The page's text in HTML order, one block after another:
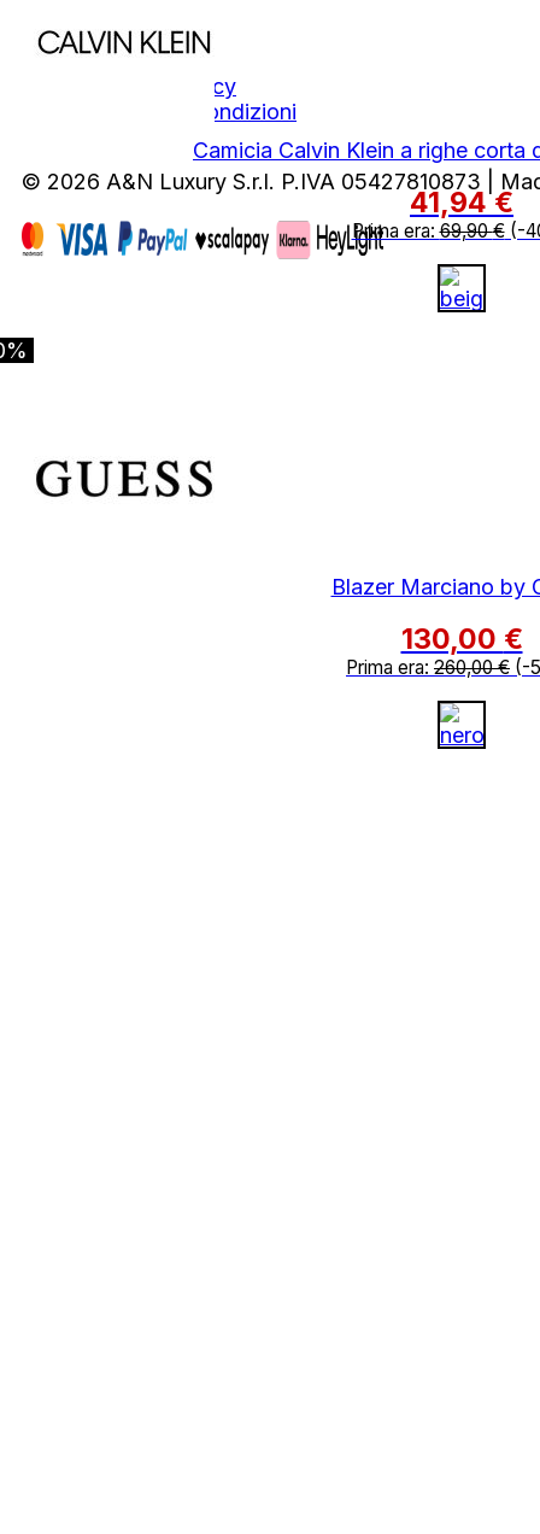
Camicia Calvin Klein a righe corta
41,94€
Prima era:69,90€(-
Blazer Marciano by
130,00 €
Prima era: 260,00€ (-
Area Legale
Privacy Policy
Termini e Condizioni
© 2026 A&N Luxury S.r.l. P.IVA 05427810873 |